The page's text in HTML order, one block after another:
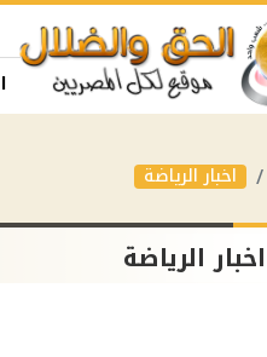
اخبار الرياضة
اخبار الرياضة